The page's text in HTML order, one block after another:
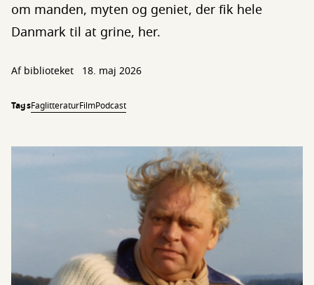
om manden, myten og geniet, der fik hele
Danmark til at grine, her.
Af biblioteket 18. maj 2026
TagsFaglitteraturFilmPodcast